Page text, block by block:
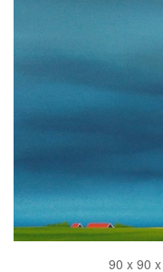
90 x 90